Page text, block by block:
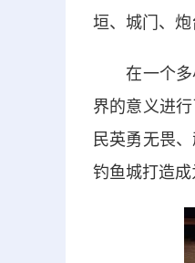
垣、城门、
在一个多小
界的意义进
民英勇无畏
钓鱼城打造成